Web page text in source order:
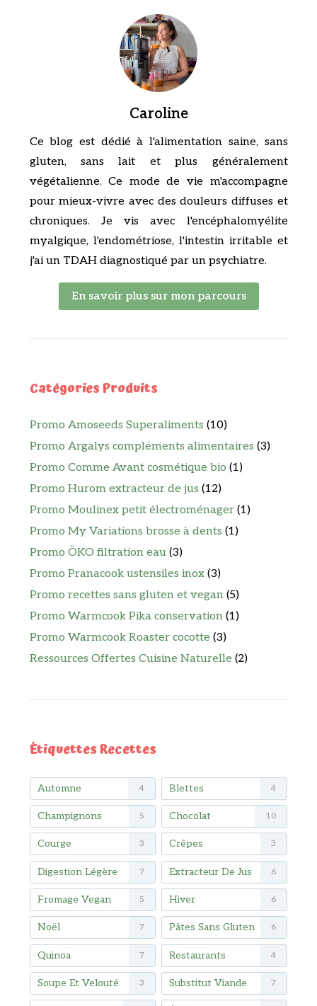
Caroline
Ce blog est dédié à l'alimentation saine, sans
gluten, sans lait et plus généralement
végétalienne. Ce mode de vie m'accompagne
pour mieux-vivre avec des douleurs diffuses et
chroniques. Je vis avec l'encéphalomyélite
myalgique, l'endométriose, l'intestin irritable et
j'ai un TDAH diagnostiqué par un psychiatre.
En savoir plus sur mon parcours
Catégories Produits
Promo Amoseeds Superaliments (10)
Promo Argalys compléments alimentaires (3)
Promo Comme Avant cosmétique bio (1)
Promo Hurom extracteur de jus (12)
Promo Moulinex petit électroménager (1)
Promo My Variations brosse à dents (1)
Promo ÖKO filtration eau (3)
Promo Pranacook ustensiles inox (3)
Promo recettes sans gluten et vegan (5)
Promo Warmcook Pika conservation (1)
Promo Warmcook Roaster cocotte (3)
Ressources Offertes Cuisine Naturelle (2)
Étiquettes Recettes
Automne 4 Blettes 4
Champignons 5 Chocolat 10
Courge 3 Crêpes 3
Digestion Légère 7 Extracteur De Jus 6
Fromage Vegan 5 Hiver 6
Noël 7 Pâtes Sans Gluten 6
Quinoa 7 Restaurants 4
Soupe Et Velouté 3 Substitut Viande 7